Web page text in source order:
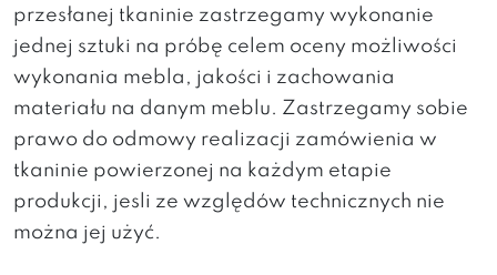
przesłanej tkaninie zastrzegamy wykonanie
jednej sztuki na próbę celem oceny możliwości
wykonania mebla, jakości i zachowania
materiału na danym meblu. Zastrzegamy sobie
prawo do odmowy realizacji zamówienia w
tkaninie powierzonej na każdym etapie
produkcji, jesli ze względów technicznych nie
można jej użyć.